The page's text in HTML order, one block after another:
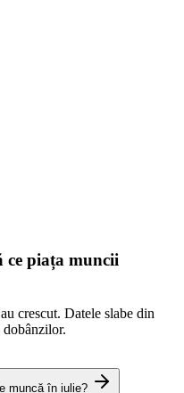
ce piața muncii
au crescut. Datele slabe din
muncă în iulie?